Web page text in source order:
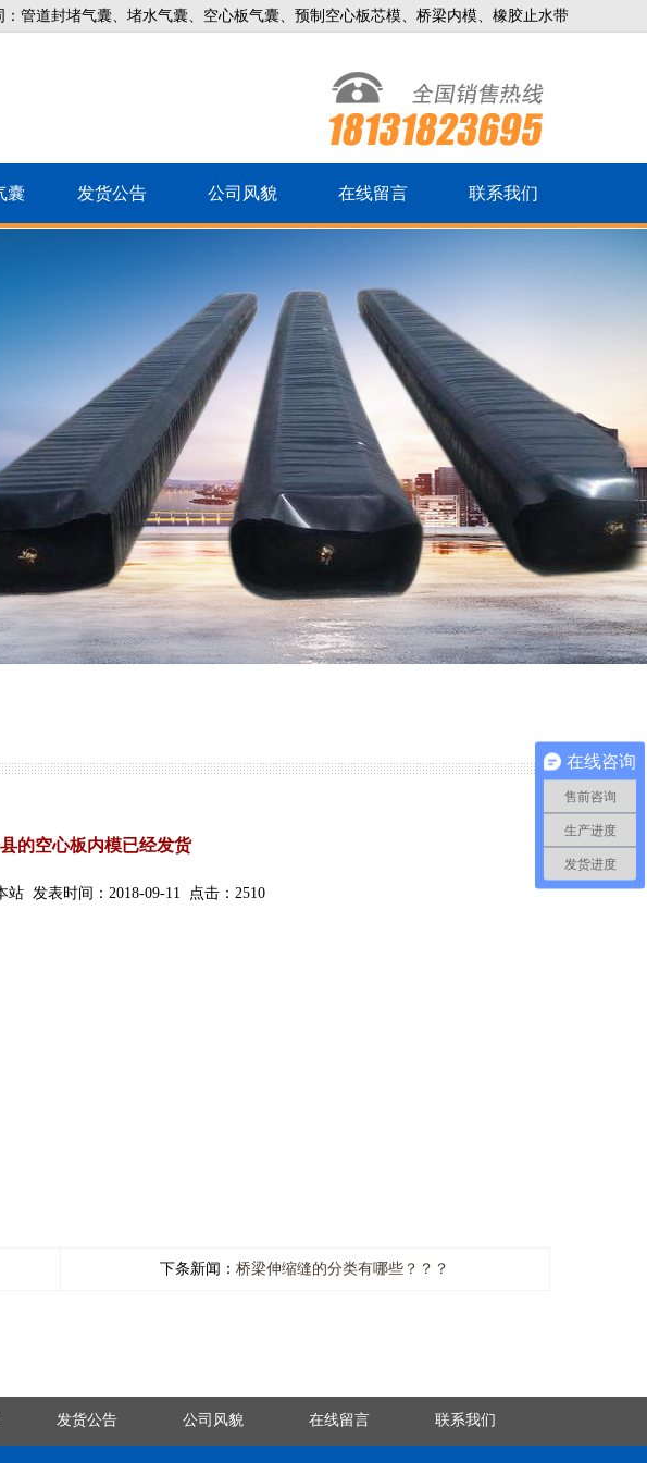
：管道封堵气囊、堵水气囊、空心板气囊、预制空心板芯模、桥梁内模、橡胶止水带
囊 发货公告 公司风貌 在线留言 联系我们
的空心板内模已经发货
站 发表时间：2018-09-11 点击：2510
下条新闻： 桥梁伸缩缝的分类有哪些？？？
发货公告 公司风貌 在线留言 联系我们
在线咨询
售前咨询
生产进度
发货进度